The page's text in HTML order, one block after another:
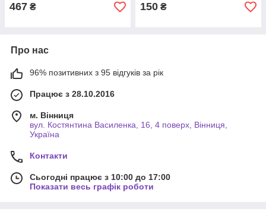
467 ₴ 150 ₴
Про нас
96% позитивних з 95 відгуків за рік
Працює з 28.10.2016
м. Вінниця
вул. Костянтина Василенка, 16, 4 поверх, Вінниця,
Україна
Контакти
Сьогодні працює з 10:00 до 17:00
Показати весь графік роботи